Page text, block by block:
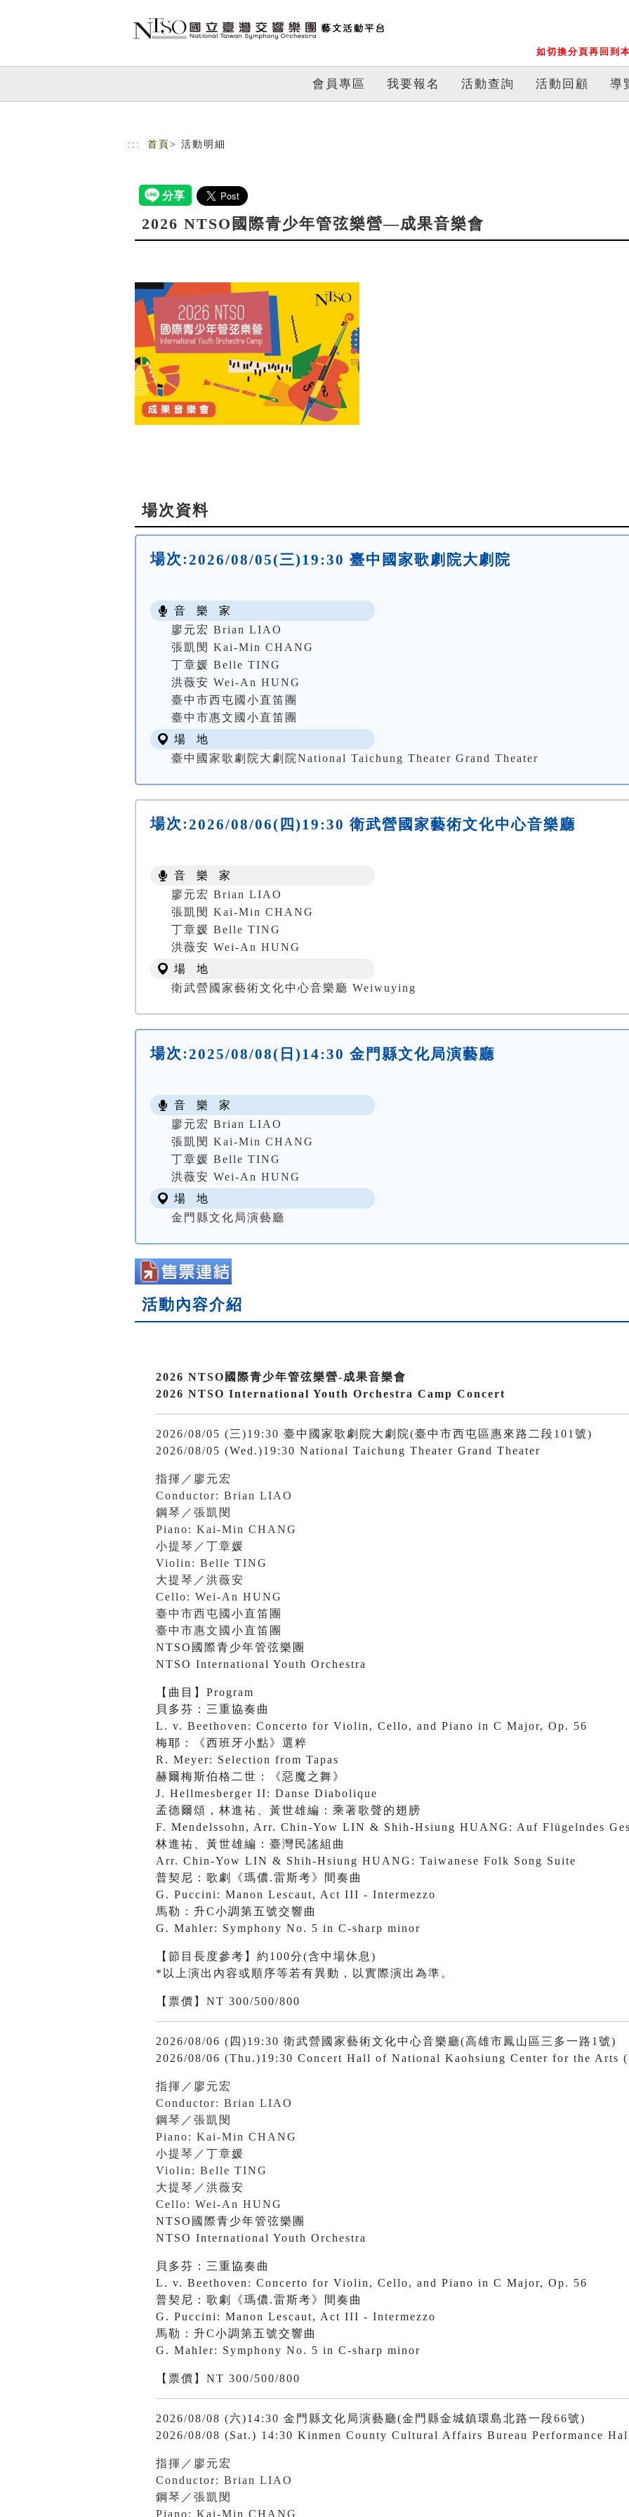
如切換分頁再回到
會員專區 我要報名 活動查詢 活動回顧 導
::: 首頁 > 活動明細
2026 NTSO國際青少年管弦樂營—成果音樂會
場次資料
場次:2026/08/05(三)19:30 臺中國家歌劇院大劇院
音 樂 家
廖元宏 Brian LIAO
張凱閔 Kai-Min CHANG
丁章媛 Belle TING
洪薇安 Wei-An HUNG
臺中市西屯國小直笛團
臺中市惠文國小直笛團
場 地
臺中國家歌劇院大劇院National Taichung Theater Grand Theater
場次:2026/08/06(四)19:30 衛武營國家藝術文化中心音樂廳
音 樂 家
廖元宏 Brian LIAO
張凱閔 Kai-Min CHANG
丁章媛 Belle TING
洪薇安 Wei-An HUNG
場 地
衛武營國家藝術文化中心音樂廳 Weiwuying
場次:2025/08/08(日)14:30 金門縣文化局演藝廳
音 樂 家
廖元宏 Brian LIAO
張凱閔 Kai-Min CHANG
丁章媛 Belle TING
洪薇安 Wei-An HUNG
場 地
金門縣文化局演藝廳
活動內容介紹
2026 NTSO國際青少年管弦樂營-成果音樂會
2026 NTSO International Youth Orchestra Camp Concert
2026/08/05 (三)19:30 臺中國家歌劇院大劇院(臺中市西屯區惠來路二段101號)
2026/08/05 (Wed.)19:30 National Taichung Theater Grand Theater
指揮／廖元宏
Conductor: Brian LIAO
鋼琴／張凱閔
Piano: Kai-Min CHANG
小提琴／丁章媛
Violin: Belle TING
大提琴／洪薇安
Cello: Wei-An HUNG
臺中市西屯國小直笛團
臺中市惠文國小直笛團
NTSO國際青少年管弦樂團
NTSO International Youth Orchestra
【曲目】Program
貝多芬：三重協奏曲
L. v. Beethoven: Concerto for Violin, Cello, and Piano in C Major, Op. 56
梅耶：《西班牙小點》選粹
R. Meyer: Selection from Tapas
赫爾梅斯伯格二世：《惡魔之舞》
J. Hellmesberger II: Danse Diabolique
孟德爾頌，林進祐、黃世雄編：乘著歌聲的翅膀
F. Mendelssohn, Arr. Chin-Yow LIN & Shih-Hsiung HUANG: Auf Flügelndes
林進祐、黃世雄編：臺灣民謠組曲
Arr. Chin-Yow LIN & Shih-Hsiung HUANG: Taiwanese Folk Song Suite
普契尼：歌劇《瑪儂.雷斯考》間奏曲
G. Puccini: Manon Lescaut, Act III - Intermezzo
馬勒：升C小調第五號交響曲
G. Mahler: Symphony No. 5 in C-sharp minor
【節目長度參考】約100分(含中場休息)
*以上演出內容或順序等若有異動，以實際演出為準。
【票價】NT 300/500/800
2026/08/06 (四)19:30 衛武營國家藝術文化中心音樂廳(高雄市鳳山區三多一路1號)
2026/08/06 (Thu.)19:30 Concert Hall of National Kaohsiung Center for the Arts
指揮／廖元宏
Conductor: Brian LIAO
鋼琴／張凱閔
Piano: Kai-Min CHANG
小提琴／丁章媛
Violin: Belle TING
大提琴／洪薇安
Cello: Wei-An HUNG
NTSO國際青少年管弦樂團
NTSO International Youth Orchestra
貝多芬：三重協奏曲
L. v. Beethoven: Concerto for Violin, Cello, and Piano in C Major, Op. 56
普契尼：歌劇《瑪儂.雷斯考》間奏曲
G. Puccini: Manon Lescaut, Act III - Intermezzo
馬勒：升C小調第五號交響曲
G. Mahler: Symphony No. 5 in C-sharp minor
【票價】NT 300/500/800
2026/08/08 (六)14:30 金門縣文化局演藝廳(金門縣金城鎮環島北路一段66號)
2026/08/08 (Sat.) 14:30 Kinmen County Cultural Affairs Bureau Performance
指揮／廖元宏
Conductor: Brian LIAO
鋼琴／張凱閔
Piano: Kai-Min CHANG